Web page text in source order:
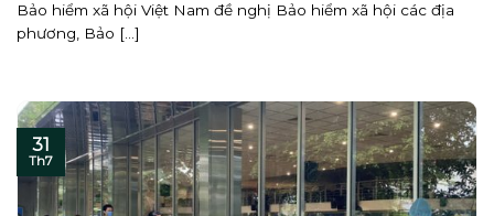
Bảo hiểm xã hội Việt Nam đề nghị Bảo hiểm xã hội các địa
phương, Bảo [...]
31
Th7